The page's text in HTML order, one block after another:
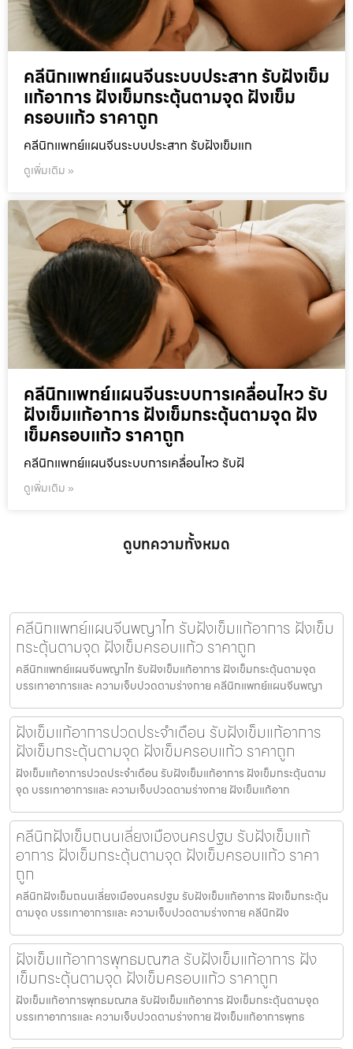
คลีนิกแพทย์แผนจีนระบบประสาท รับฝังเข็ม
แก้อาการ ฝังเข็มกระตุ้นตามจุด ฝังเข็ม
ครอบแก้ว ราคาถูก
คลีนิกแพทย์แผนจีนระบบประสาท รับฝังเข็มแก
ดูเพิ่มเติม »
คลีนิกแพทย์แผนจีนระบบการเคลื่อนไหว รับ
ฝังเข็มแก้อาการ ฝังเข็มกระตุ้นตามจุด ฝัง
เข็มครอบแก้ว ราคาถูก
คลีนิกแพทย์แผนจีนระบบการเคลื่อนไหว รับฝั
ดูเพิ่มเติม »
ดูบทความทั้งหมด
คลีนิกแพทย์แผนจีนพญาไท รับฝังเข็มแก้อาการ ฝังเข็ม
กระตุ้นตามจุด ฝังเข็มครอบแก้ว ราคาถูก
คลีนิกแพทย์แผนจีนพญาไท รับฝังเข็มแก้อาการ ฝังเข็มกระตุ้นตามจุด
บรรเทาอาการและ ความเจ็บปวดตามร่างกาย คลีนิกแพทย์แผนจีนพญา
ฝังเข็มแก้อาการปวดประจําเดือน รับฝังเข็มแก้อาการ
ฝังเข็มกระตุ้นตามจุด ฝังเข็มครอบแก้ว ราคาถูก
ฝังเข็มแก้อาการปวดประจําเดือน รับฝังเข็มแก้อาการ ฝังเข็มกระตุ้นตาม
จุด บรรเทาอาการและ ความเจ็บปวดตามร่างกาย ฝังเข็มแก้อาก
คลีนิกฝังเข็มถนนเลี่ยงเมืองนครปฐม รับฝังเข็มแก้
อาการ ฝังเข็มกระตุ้นตามจุด ฝังเข็มครอบแก้ว ราคา
ถูก
คลีนิกฝังเข็มถนนเลี่ยงเมืองนครปฐม รับฝังเข็มแก้อาการ ฝังเข็มกระตุ้น
ตามจุด บรรเทาอาการและ ความเจ็บปวดตามร่างกาย คลีนิกฝัง
ฝังเข็มแก้อาการพุทธมณฑล รับฝังเข็มแก้อาการ ฝัง
เข็มกระตุ้นตามจุด ฝังเข็มครอบแก้ว ราคาถูก
ฝังเข็มแก้อาการพุทธมณฑล รับฝังเข็มแก้อาการ ฝังเข็มกระตุ้นตามจุด
บรรเทาอาการและ ความเจ็บปวดตามร่างกาย ฝังเข็มแก้อาการพุทธ